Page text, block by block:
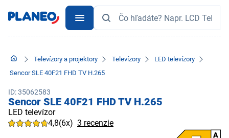
Televízory a projektory Televízory
LED televízory
Sencor SLE 40F21 FHD TV H.265
ID: 35062583
Sencor SLE 40F21 FHD TV H.265
LED televízor
4,8(6x) 3 recenzie